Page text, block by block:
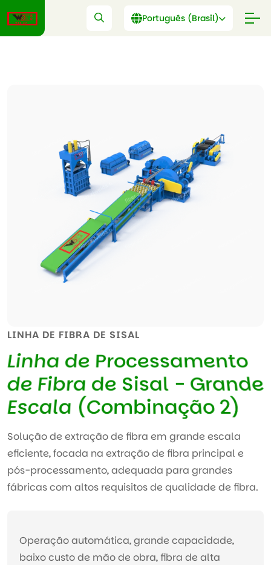
Português (Brasil)
LINHA DE FIBRA DE SISAL
Linha de Processamento
de Fibra de Sisal - Grande
Escala (Combinação2)
Solução de extração de fibra em grande escala
eficiente, focada na extração de fibra principal e
pós-processamento, adequada para grandes
fábricas com altos requisitos de qualidade de fibra.
Operação automática, grande capacidade,
baixo custo de mão de obra, fibra de alta